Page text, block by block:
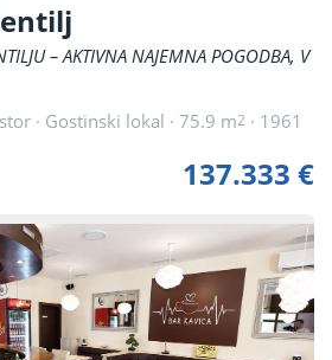
– AKTIVNA NAJEMNA POGODBA, V
· Gostinski lokal · 75.9 m2 · 1961
137.333 €